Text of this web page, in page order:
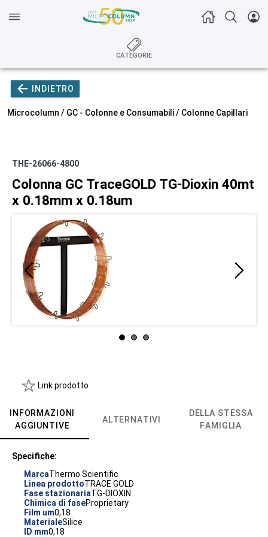
CATEGORIE
INDIETRO
Microcolumn / GC - Colonne e Consumabili/ Colonne Capillari
THE-26066-4800
Colonna GC TraceGOLD TG-Dioxin 40mt
x 0.18mm x 0.18um
Link prodotto
INFORMAZIONI
AGGIUNTIVE
ALTERNATIVI
DELLA STESSA
FAMIGLIA
Specifiche:
MarcaThermo Scientific
Linea prodottoTRACE GOLD
Fase stazionariaTG-DIOXIN
Chimica di faseProprietary
Film um0,18
MaterialeSilice
ID mm0,18